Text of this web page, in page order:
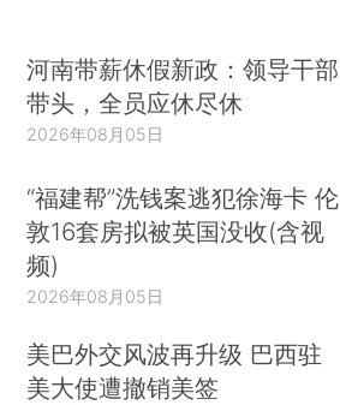
河南带薪休假新政：领导干部
带头，全员应休尽休
2026年08月05日
“福建帮”洗钱案逃犯徐海卡 伦
敦16套房拟被英国没收(含视
频)
2026年08月05日
美巴外交风波再升级 巴西驻
美大使遭撤销美签